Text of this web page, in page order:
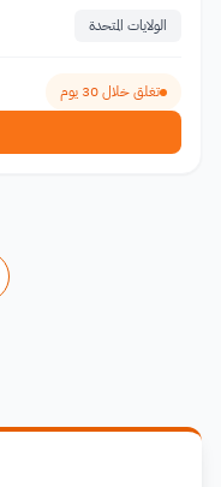
الولايات المتحدة
تغلق خلال 30 يوم